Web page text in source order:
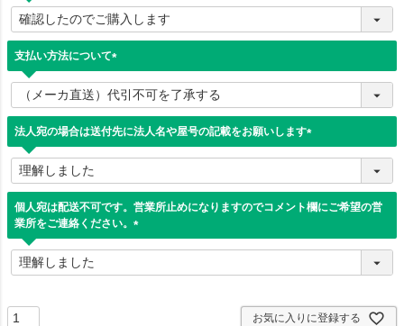
必
須
支払い方法について
必
須
)
法人宛の場合は送付先に法人名や屋号の記載をお願いします
須
)
個人宛は配送不可です。営業所止めになりますのでコメント欄にご希望の営
業所をご連絡ください。
須
お気に入りに登録する